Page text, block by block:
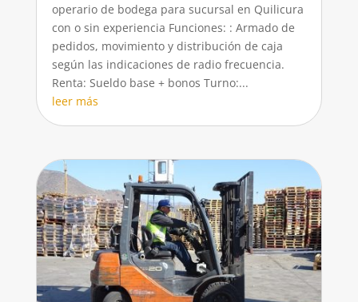
operario de bodega para sucursal en Quilicura
con o sin experiencia Funciones: : Armado de
pedidos, movimiento y distribución de caja
según las indicaciones de radio frecuencia.
Renta: Sueldo base + bonos Turno:...
leer más